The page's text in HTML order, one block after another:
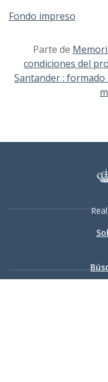
Fondo impreso
Parte de
condiciones del
Santander : formado